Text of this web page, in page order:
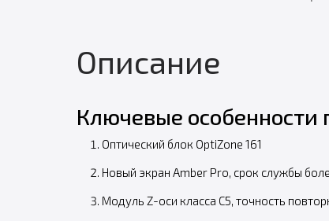
Описание
Ключевые особенности
Оптический блок OptiZone 161
Новый экран Amber Pro, срок службы
Модуль Z-оси класса C5, точность